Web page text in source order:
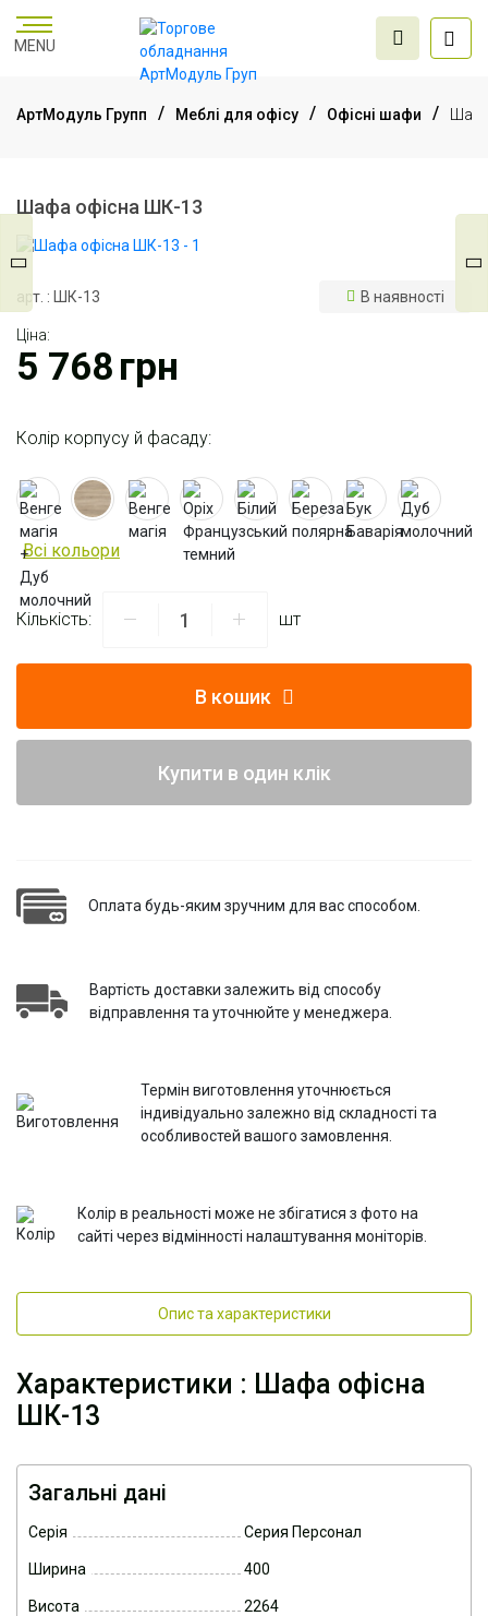
MENU
обладнання
проектування
АртМодуль Групп Меблі для офісу Офісні шафи
Шафа офісна ШК-13
арт. : ШК-13 В наявності
Ціна:
5 768грн
Колір корпусу й фасаду:
Всі кольори
Кількість: шт
В кошик
Купити в один клік
Оплата будь-яким зручним для вас способом.
Вартість доставки залежить від способу
відправлення та уточнюйте у менеджера.
Термін виготовлення уточнюється
індивідуально залежно від складності та
особливостей вашого замовлення.
Колір в реальності може не збігатися з фото на
сайті через відмінності налаштування моніторів.
Опис та характеристики
Характеристики : Шафа офісна
ШК-13
Загальні дані
Серія Серия Персонал
Ширина 400
Висота 2264